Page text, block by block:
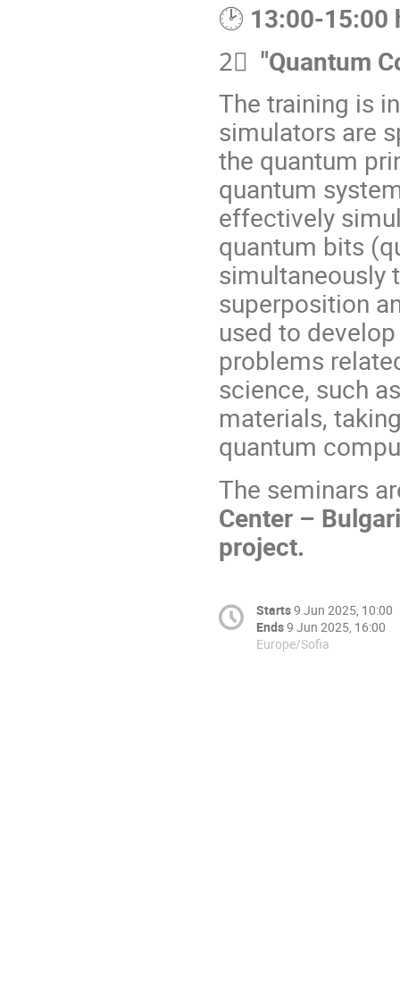
🕑 13:00-15:00
2⃣ "Quantum
The training is
simulators are
the quantum
quantum
effectively
quantum bits
simultaneously
superposition
used to
problems
science, such
materials,
quantum
The seminars
Center –
project.
Starts9 Jun 2025, 10:00
Ends9 Jun 2025, 16:00
Europe/Sofia